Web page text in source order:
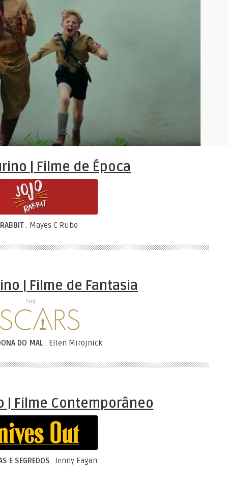
| Filme de Época
. Mayes C Rubo
| Filme de Fantasia
DO MAL . Ellen Mirojnick
| Filme Contemporâneo
E SEGREDOS . Jenny Eagan